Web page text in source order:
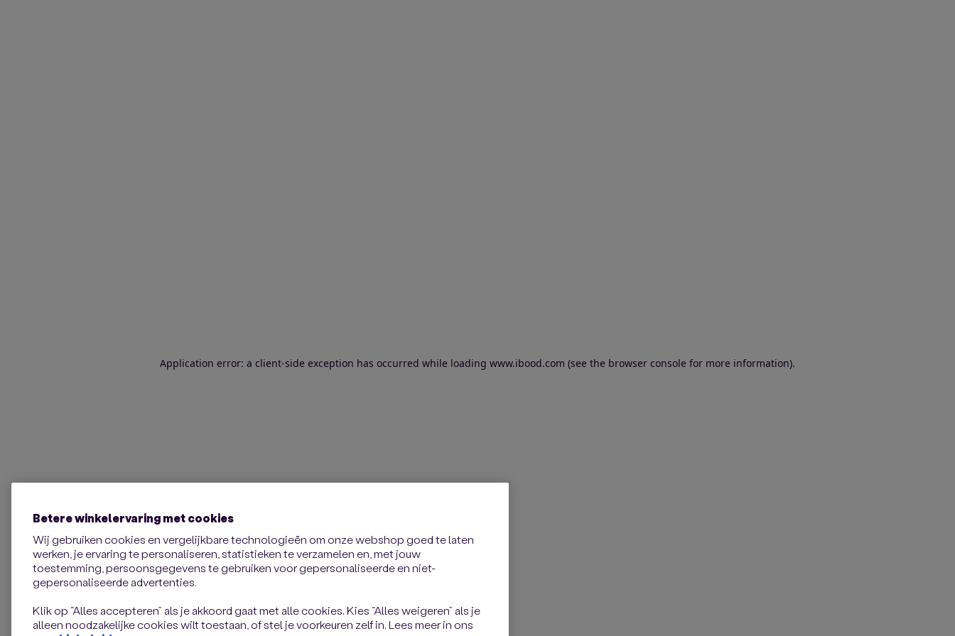
Application error: a client-side exception has occurred while loading www.ibood.com (see the browser console for more information).
Betere winkelervaring met cookies
Wij gebruiken cookies en vergelijkbare technologieën om onze webshop goed te laten
werken, je ervaring te personaliseren, statistieken te verzamelen en, met jouw
toestemming, persoonsgegevens te gebruiken voor gepersonaliseerde en niet-
gepersonaliseerde advertenties.
Klik op “Alles accepteren” als je akkoord gaat met alle cookies. Kies “Alles weigeren” als je
alleen noodzakelijke cookies wilt toestaan, of stel je voorkeuren zelf in. Lees meer in ons